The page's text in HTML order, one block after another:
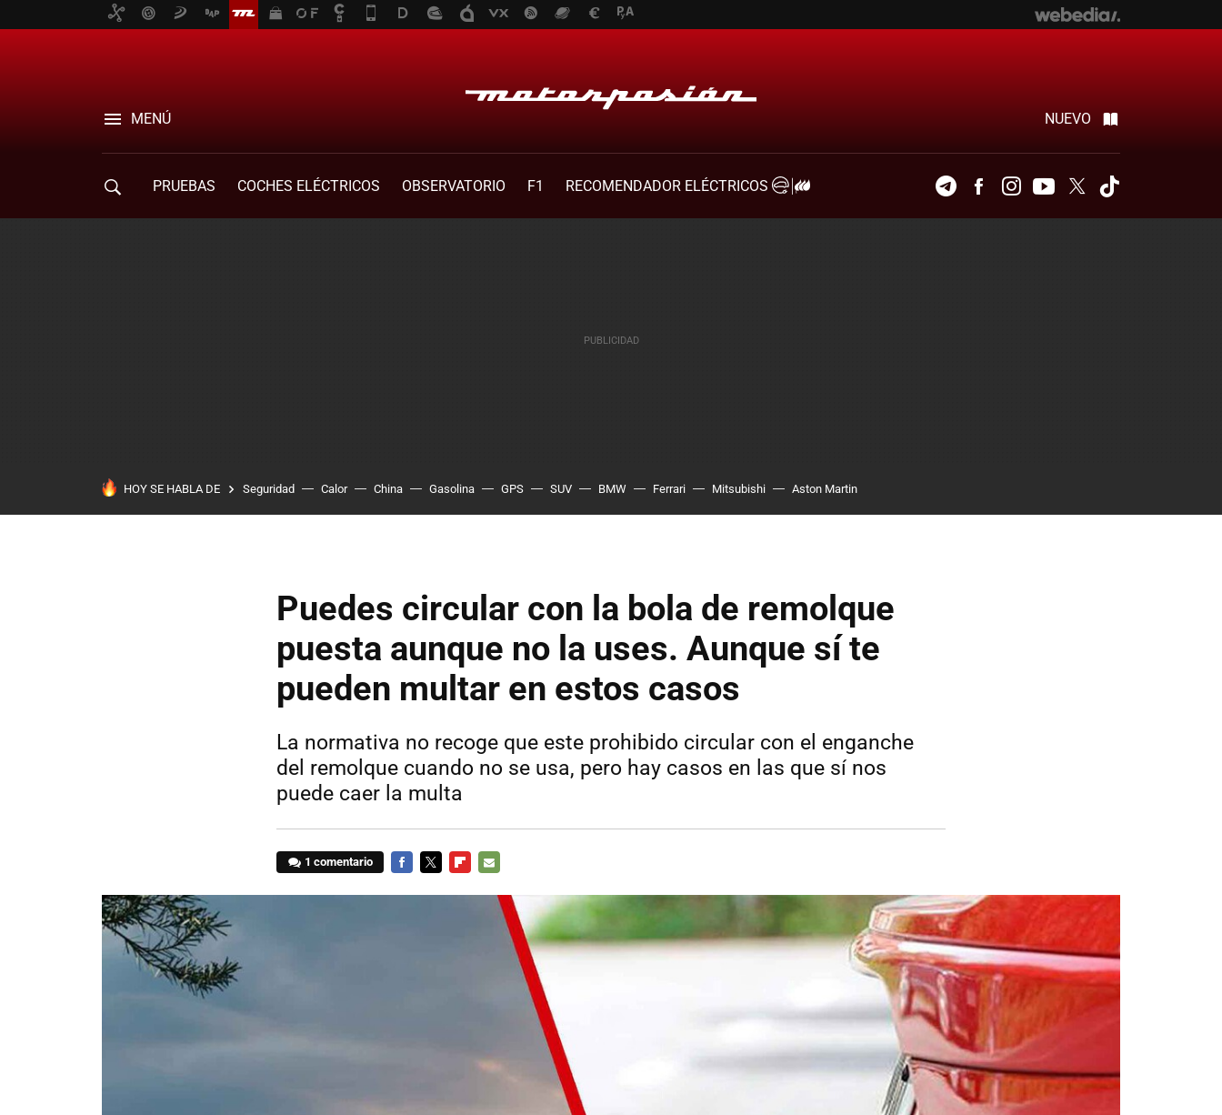
MENÚ NUEVO
PRUEBAS COCHES ELÉCTRICOS OBSERVATORIO F1
RECOMENDADOR ELÉCTRICOS
TelegramFacebookInstagramYoutubeTwitter
HOY SE HABLA DE Seguridad Calor China Gasolina GPS SUV BMW Ferrari Mitsubishi Aston Martin
Puedes circular con la bola de remolque
puesta aunque no la uses. Aunque sí te
pueden multar en estos casos
La normativa no recoge que este prohibido circular con el enganche
del remolque cuando no se usa, pero hay casos en las que sí nos
puede caer la multa
1 comentario
MAIL